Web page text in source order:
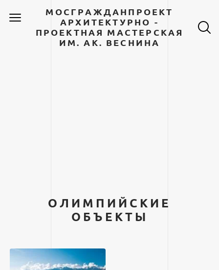
МОСГРАЖДАНПРОЕКТ
АРХИТЕКТУРНО -
ПРОЕКТНАЯ МАСТЕРСКАЯ
ИМ. АК. ВЕСНИНА
ОЛИМПИЙСКИЕ
ОБЪЕКТЫ